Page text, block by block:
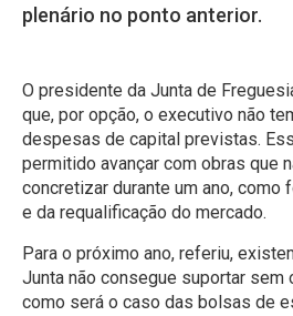
plenário no ponto anterior.
O presidente da Junta de
que, por opção, o executivo não
despesas de capital previstas.
permitido avançar com obras que
concretizar durante um ano, como
e da requalificação do mercado.
Para o próximo ano, referiu,
Junta não consegue suportar sem
como será o caso das bolsas de